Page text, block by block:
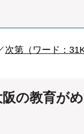
次第（ワード：
の教育が